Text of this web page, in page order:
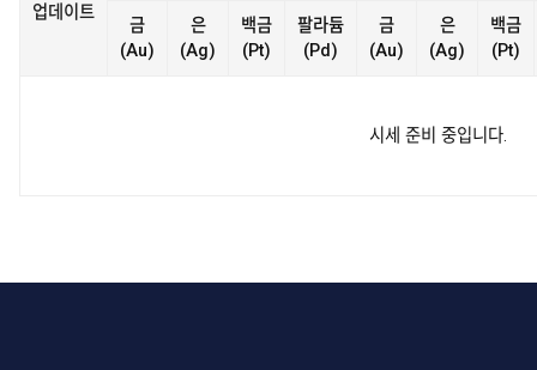
업데이트
금
(Au)
은
(Ag)
백금
(Pt)
팔라듐
(Pd)
금
(Au)
은
(Ag)
백금
(Pt)
시세 준비 중입니다.